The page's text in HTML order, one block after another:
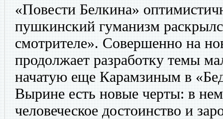
«Повести Белкина»
пушкинский гуманизм
смотрителе». Совершенно на
продолжает разработку темы
начатую еще Карамзиным в
Вырине есть новые черты: в
человеческое достоинство и